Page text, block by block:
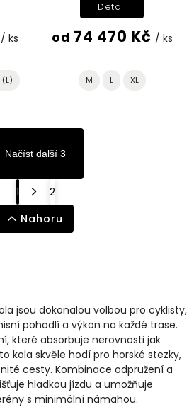
/ ks
(L)
od 74 470 Kč / ks
Detail
M L XL
Načíst další 3
1
2
Nahoru
jsou dokonalou volbou pro cyklisty,
pohodlí a výkon na každé trase.
které absorbuje nerovnosti jak
kola skvěle hodí pro horské stezky,
cesty. Kombinace odpružení a
hladkou jízdu a umožňuje
s minimální námahou.